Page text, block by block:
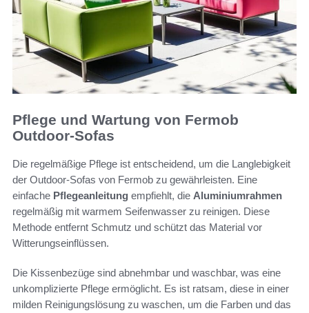
Pflege und Wartung von Fermob
Outdoor-Sofas
Die regelmäßige Pflege ist entscheidend, um die Langlebigkeit
der Outdoor-Sofas von Fermob zu gewährleisten. Eine
einfache Pflegeanleitung empfiehlt, die Aluminiumrahmen
regelmäßig mit warmem Seifenwasser zu reinigen. Diese
Methode entfernt Schmutz und schützt das Material vor
Witterungseinflüssen.
Die Kissenbezüge sind abnehmbar und waschbar, was eine
unkomplizierte Pflege ermöglicht. Es ist ratsam, diese in einer
milden Reinigungslösung zu waschen, um die Farben und das